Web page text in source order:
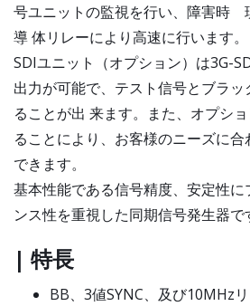
号ユニットの監視を行い、障害時
導 体リレーにより高速に行います。
SDIユニット（オプション）は3G-
出力が可能で、テスト信号とブラ
ることが出 来ます。また、オプシ
ることにより、お客様のニーズに
できます。
基本性能である信号精度、安定性
ンス性を重視した同期信号発生器で
| 特長
BB、3値SYNC、及び10MHz